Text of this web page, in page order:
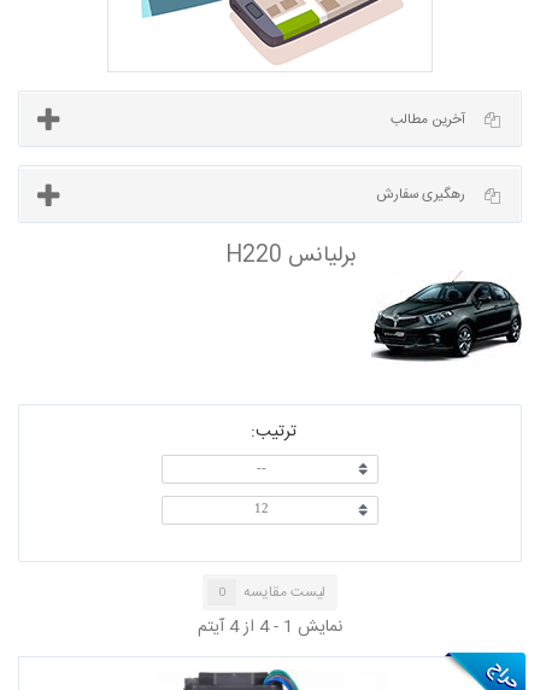
آخرین مطالب
برلیانس H220 ترتیب:
--
12
لیست مقایسه 0
نمایش 1 - 4 از 4 آیتم